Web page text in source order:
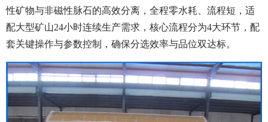
性矿物与非磁性脉石的高效分离，全程零水耗、流程短，适
配大型矿山24小时连续生产需求，核心流程分为4大环节，配
套关键操作与参数控制，确保分选效率与品位双达标。